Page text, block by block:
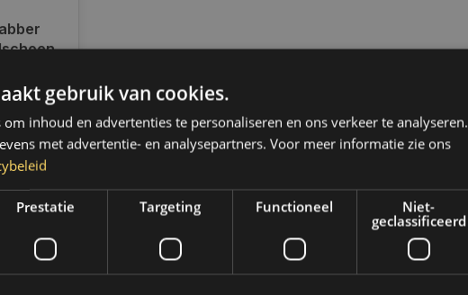
14.00
dag
de 50,-
(NL &
gebruik van cookies.
inhoud en advertenties te personaliseren en ons verkeer te analyseren.
met advertentie- en analysepartners. Voor meer informatie zie ons
Prestatie Targeting Functioneel
Niet-
geclassificeerd